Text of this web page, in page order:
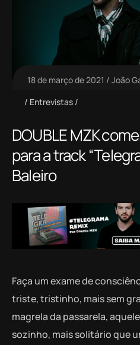
18 de março de 2021
João
Entrevistas
DOUBLE MZK
para a track
Baleiro
Faça um exame de
triste, tristinho, mais sem
magrela da passarela,
sozinho, mais solitário que